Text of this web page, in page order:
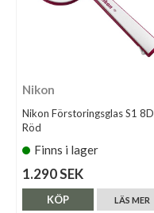
Nikon
Nikon Förstoringsglas S1 8D
Röd
Finns i lager
1.290 SEK
LÄS MER
KÖP